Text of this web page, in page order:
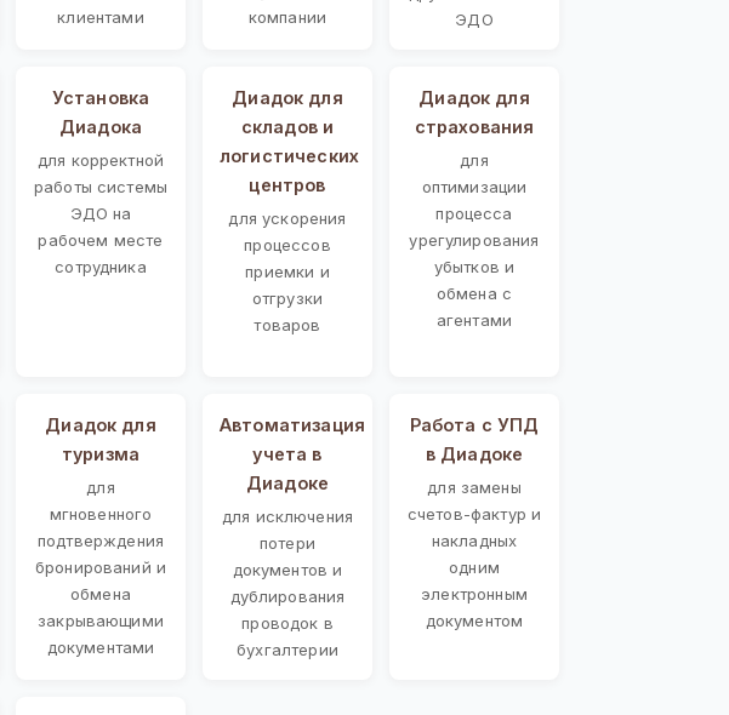
клиентами
компании
ЭДО
Установка
Диадока
для корректной
работы системы
ЭДО на
рабочем месте
сотрудника
Диадок для
складов и
логистических
центров
для ускорения
процессов
приемки и
отгрузки
товаров
Диадок для
страхования
для
оптимизации
процесса
урегулирования
убытков и
обмена с
агентами
Диадок для
туризма
для
мгновенного
подтверждения
бронирований и
обмена
закрывающими
документами
Автоматизация
учета в
Диадоке
для исключения
потери
документов и
дублирования
проводок в
бухгалтерии
Работа с УПД
в Диадоке
для замены
счетов-фактур и
накладных
одним
электронным
документом